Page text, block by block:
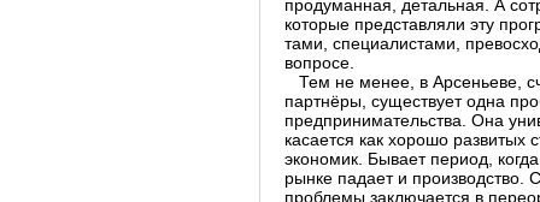
продуманная, детальная. А
которые представляли эту
тами, специалистами,
вопросе.
Тем не менее, в Арсеньеве,
партнёры, су­ществует одна
предпринимательства. Она
касается как хорошо развитых
экономик. Бывает период,
рынке падает и произ­водство.
проблемы заключается в